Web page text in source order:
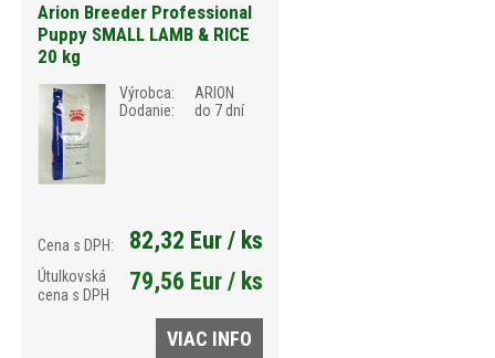
Arion Breeder Professional
Puppy SMALL LAMB & RICE
20 kg
Výrobca:
ARION
Dodanie:
do 7 dní
Cena s DPH: 82,32 Eur / ks
Útulkovská
cena s DPH
79,56 Eur / ks
VIAC INFO